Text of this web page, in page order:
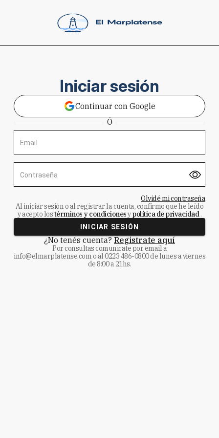
Iniciar sesión
Continuar con Google
Ó
Email
Contraseña
Olvidé mi contraseña
Al iniciar sesión o al registrar la cuenta, confirmo que he leído
y acepto lostérminos y condicionesypolítica de privacidad.
INICIAR SESIÓN
¿No tenés cuenta? Registrate aquí
Por consultas comunicate por email a
info@elmarplatense.como al0223 486-0800de lunes a viernes
de 8:00 a 21hs.